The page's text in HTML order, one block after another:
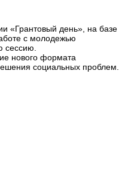
«Грантовый день», на базе
с молодежью
сессию.
нового формата
социальных проблем.